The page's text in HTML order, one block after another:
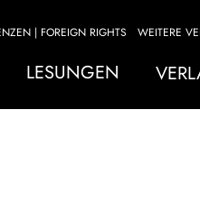
| FOREIGN RIGHTS WEITERE
LESUNGEN